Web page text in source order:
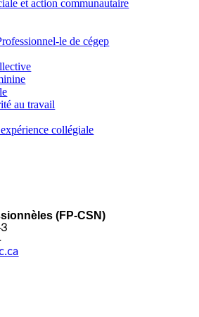
et action communautaire
le de cégep
au travail
collégiale
(FP-CSN)